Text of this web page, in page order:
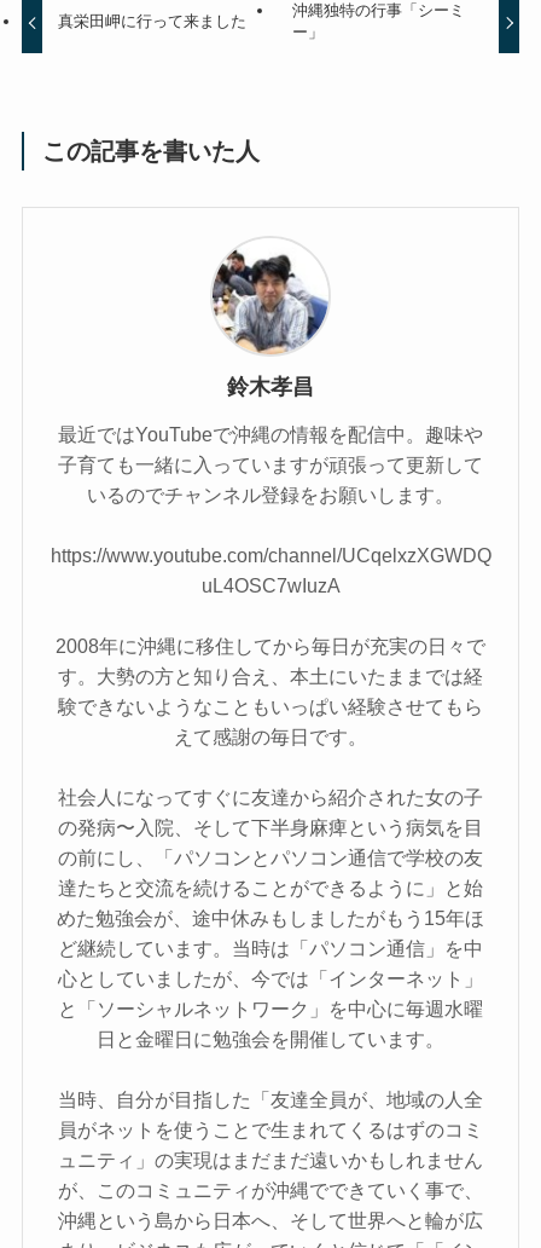
真栄田岬に行って来ました
沖縄独特の行事「シーミ
ー」
この記事を書いた人
鈴木孝昌
最近ではYouTubeで沖縄の情報を配信中。趣味や
子育ても一緒に入っていますが頑張って更新して
いるのでチャンネル登録をお願いします。
https://www.youtube.com/channel/UCqelxzXGWDQ
uL4OSC7wIuzA
2008年に沖縄に移住してから毎日が充実の日々で
す。大勢の方と知り合え、本土にいたままでは経
験できないようなこともいっぱい経験させてもら
えて感謝の毎日です。
社会人になってすぐに友達から紹介された女の子
の発病〜入院、そして下半身麻痺という病気を目
の前にし、「パソコンとパソコン通信で学校の友
達たちと交流を続けることができるように」と始
めた勉強会が、途中休みもしましたがもう15年ほ
ど継続しています。当時は「パソコン通信」を中
心としていましたが、今では「インターネット」
と「ソーシャルネットワーク」を中心に毎週水曜
日と金曜日に勉強会を開催しています。
当時、自分が目指した「友達全員が、地域の人全
員がネットを使うことで生まれてくるはずのコミ
ュニティ」の実現はまだまだ遠いかもしれません
が、このコミュニティが沖縄でできていく事で、
沖縄という島から日本へ、そして世界へと輪が広